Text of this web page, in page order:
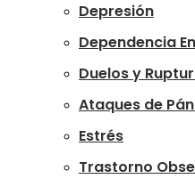
Depresión
Dependencia
Duelos y
Ataques de
Estrés
Trastorno